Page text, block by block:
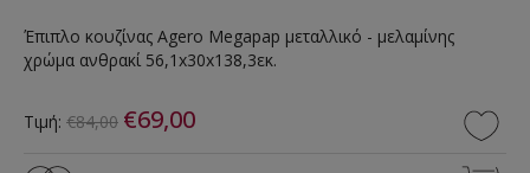
Έπιπλο κουζίνας Agero Megapap μεταλλικό - μελαμίνης
χρώμα ανθρακί 56,1x30x138,3εκ.
Τιμή: €84,00 €69,00